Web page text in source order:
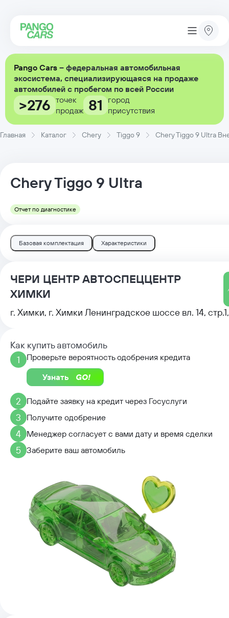
Pango Cars – федеральная автомобильная
экосистема, специализирующаяся на продаже
автомобилей с пробегом по всей России
>276 точек
продаж 81
город
присутствия
Главная Каталог Chery Tiggo 9 Chery Tiggo 9 Ultra
CheryTiggo 9 Ultra
Отчет по диагностике
Базовая комплектация Характеристики
ЧЕРИ ЦЕНТР АВТОСПЕЦЦЕНТР
ХИМКИ
г. Химки, г. Химки Ленинградское шоссе вл. 14, стр.1,
Как купить автомобиль
1
Проверьте вероятность одобрения кредита
Узнать
2 Подайте заявку на кредит через Госуслуги
3 Получите одобрение
4 Менеджер согласует с вами дату и время сделки
5 Заберите ваш автомобиль